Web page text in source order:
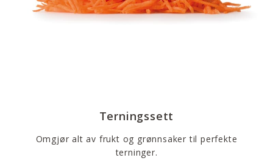
Terningssett
Omgjør alt av frukt og grønnsaker til perfekte
terninger.